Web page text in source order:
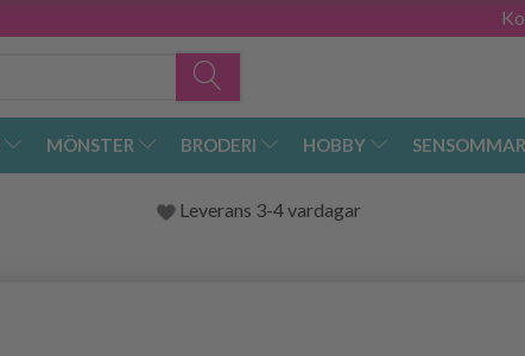
MÖNSTER BRODERI HOBBY
Leverans 3-4 vardagar